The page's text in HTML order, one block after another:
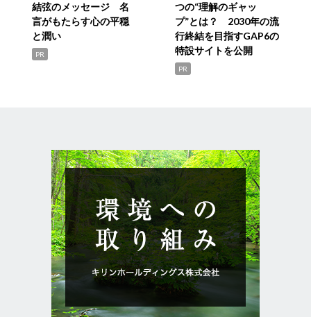
結弦のメッセージ 名
言がもたらす心の平穏
と潤い
PR
つの“理解のギャッ
プ”とは？ 2030年の流
行終結を目指すGAP6の
特設サイトを公開
PR